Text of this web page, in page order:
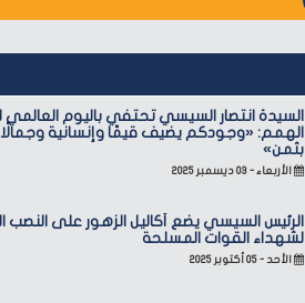
السيدة انتصار السيسي تحتفي باليوم
الهمم: «وجودكم يضيف قيمًا وإنسانية وجمالًا
بثمن»
الأربعاء - ٠٣ ديسمبر ٢٠٢٥
الرئيس السيسي يضع أكاليل الزهور على النصب
لشهداء القوات المسلحة
الأحد - ٠٥ أكتوبر ٢٠٢٥